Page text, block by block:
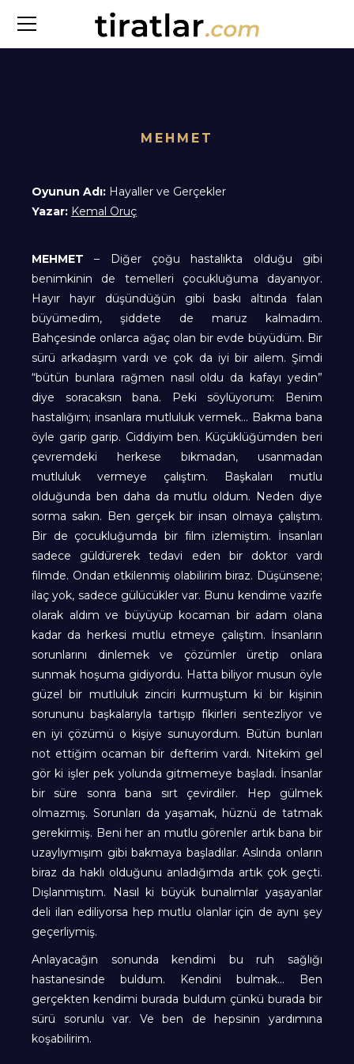
MEHMET
Oyunun Adı: Hayaller ve Gerçekler
Yazar: Kemal Oruç
MEHMET – Diğer çoğu hastalıkta olduğu gibi
benimkinin de temelleri çocukluğuma dayanıyor.
Hayır hayır düşündüğün gibi baskı altında falan
büyümedim, şiddete de maruz kalmadım.
Bahçesinde onlarca ağaç olan bir evde büyüdüm. Bir
sürü arkadaşım vardı ve çok da iyi bir ailem. Şimdi
“bütün bunlara rağmen nasıl oldu da kafayı yedin”
diye soracaksın bana. Peki söylüyorum: Benim
hastalığım; insanlara mutluluk vermek… Bakma bana
öyle garip garip. Ciddiyim ben. Küçüklüğümden beri
çevremdeki herkese bıkmadan, usanmadan
mutluluk vermeye çalıştım. Başkaları mutlu
olduğunda ben daha da mutlu oldum. Neden diye
sorma sakın. Ben gerçek bir insan olmaya çalıştım.
Bir de çocukluğumda bir film izlemiştim. İnsanları
sadece güldürerek tedavi eden bir doktor vardı
filmde. Ondan etkilenmiş olabilirim biraz. Düşünsene;
ilaç yok, sadece gülücükler var. Bunu kendime vazife
olarak aldım ve büyüyüp kocaman bir adam olana
kadar da herkesi mutlu etmeye çalıştım. İnsanların
sorunlarını dinlemek ve çözümler üretip onlara
sunmak hoşuma gidiyordu. Hatta biliyor musun öyle
güzel bir mutluluk zinciri kurmuştum ki bir kişinin
sorununu başkalarıyla tartışıp fikirleri sentezliyor ve
en iyi çözümü o kişiye sunuyordum. Bütün bunları
not ettiğim ocaman bir defterim vardı. Nitekim gel
gör ki işler pek yolunda gitmemeye başladı. İnsanlar
bir süre sonra bana sırt çevirdiler. Hep gülmek
olmazmış. Sorunları da yaşamak, hüznü de tatmak
gerekirmiş. Beni her an mutlu görenler artık bana bir
uzaylıymışım gibi bakmaya başladılar. Aslında onların
biraz da haklı olduğunu anladığımda artık çok geçti.
Dışlanmıştım. Nasıl ki büyük bunalımlar yaşayanlar
deli ilan ediliyorsa hep mutlu olanlar için de aynı şey
geçerliymiş.
Anlayacağın sonunda kendimi bu ruh sağlığı
hastanesinde buldum. Kendini bulmak… Ben
gerçekten kendimi burada buldum çünkü burada bir
sürü sorunlu var. Ve ben de hepsinin yardımına
koşabilirim.